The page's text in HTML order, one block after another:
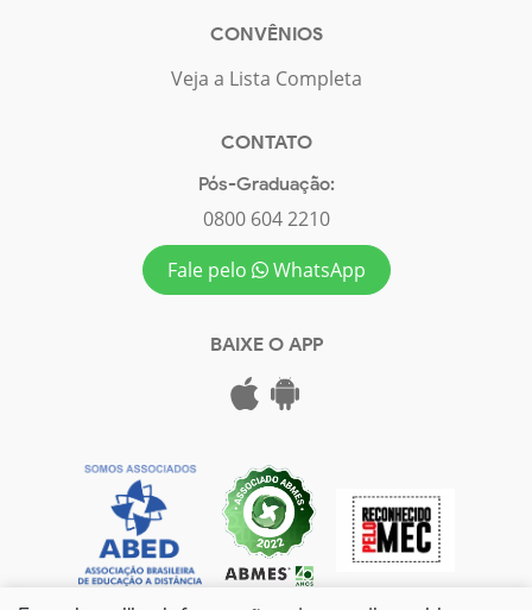
CONVÊNIOS
Veja a Lista Completa
CONTATO
Pós-Graduação:
0800 604 2210
Fale pelo
WhatsApp
BAIXE O APP